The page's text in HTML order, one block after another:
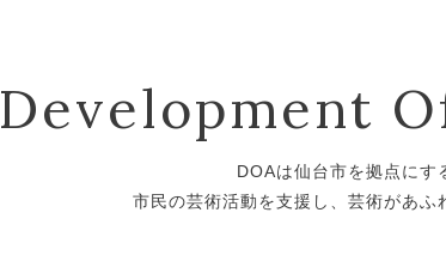
Development
DOAは仙台市を拠点にす
市民の芸術活動を支援し、芸術があふ